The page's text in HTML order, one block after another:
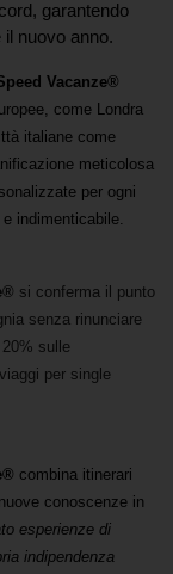
garantendo
nuovo anno.
Vacanze®
come Londra
italiane come
meticolosa
per ogni
indimenticabile.
si conferma il punto
senza rinunciare
sulle
per single
combina itinerari
conoscenze in
esperienze di
indipendenza